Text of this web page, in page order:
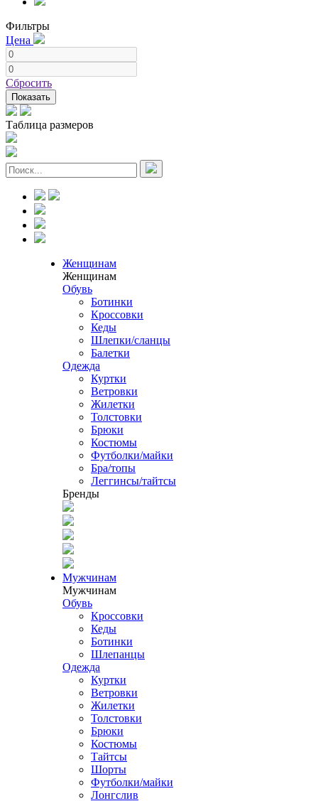
Фильтры
Цена
Сбросить
Показать
Таблица размеров
Женщинам
Женщинам
Обувь
Ботинки
Кроссовки
Кеды
Шлепки/сланцы
Балетки
Одежда
Куртки
Ветровки
Жилетки
Толстовки
Брюки
Костюмы
Футболки/майки
Бра/топы
Леггинсы/тайтсы
Бренды
Мужчинам
Мужчинам
Обувь
Кроссовки
Кеды
Ботинки
Шлепанцы
Одежда
Куртки
Ветровки
Жилетки
Толстовки
Брюки
Костюмы
Тайтсы
Шорты
Футболки/майки
Лонгслив